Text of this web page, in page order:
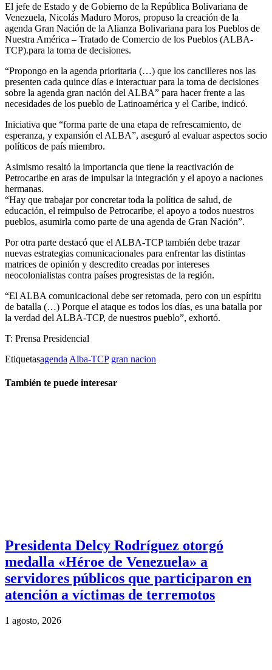
El jefe de Estado y de Gobierno de la República Bolivariana de
Venezuela, Nicolás Maduro Moros, propuso la creación de la
agenda Gran Nación de la Alianza Bolivariana para los Pueblos de
Nuestra América – Tratado de Comercio de los Pueblos (ALBA-
TCP).para la toma de decisiones.
“Propongo en la agenda prioritaria (…) que los cancilleres nos las
presenten cada quince días e interactuar para la toma de decisiones
sobre la agenda gran nación del ALBA” para hacer frente a las
necesidades de los pueblo de Latinoamérica y el Caribe, indicó.
Iniciativa que “forma parte de una etapa de refrescamiento, de
esperanza, y expansión el ALBA”, aseguró al evaluar aspectos socio
políticos de país miembro.
Asimismo resaltó la importancia que tiene la reactivación de
Petrocaribe en aras de impulsar la integración y el apoyo a naciones
hermanas.
“Hay que trabajar por concretar toda la política de salud, de
educación, el reimpulso de Petrocaribe, el apoyo a todos nuestros
pueblos, asumirla como parte de una agenda de Gran Nación”.
Por otra parte destacó que el ALBA-TCP también debe trazar
nuevas estrategias comunicacionales para enfrentar las distintas
matrices de opinión y descredito creadas por intereses
neocolonialistas contra países progresistas de la región.
“El ALBA comunicacional debe ser retomada, pero con un espíritu
de batalla (…) Porque el ataque es todos los días, es una batalla por
la verdad del ALBA-TCP, de nuestros pueblo”, exhortó.
T: Prensa Presidencial
Etiquetasagenda Alba-TCP gran nacion
También te puede interesar
Presidenta Delcy Rodríguez otorgó
medalla «Héroe de Venezuela» a
servidores públicos que participaron en
atención a víctimas de terremotos
1 agosto, 2026